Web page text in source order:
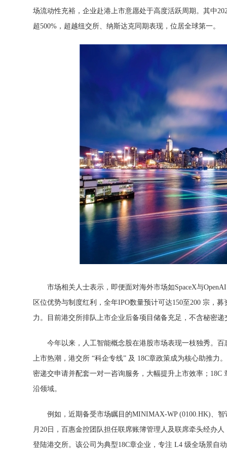
场流动性充裕，企业赴港上市意愿处于高度活跃周期。其中
超500%，超越纽交所、纳斯达克同期表现，位居全球第一。
市场相关人士表示，即便面对海外市场如SpaceX与
区位优势与制度红利，全年IPO数量预计可达150至200 宗，
力。目前港交所排队上市企业后备项目储备充足，不含秘密
今年以来，人工智能概念股在港股市场表现一枝独秀。
上市热潮，港交所 “科企专线” 及 18C章政策成为核心助推力
密递交申请并配套一对一咨询服务，大幅提升上市效率；
沿领域。
例如，近期备受市场瞩目的MINIMAX-WP (0100.HK)、
月20日，百惠金控团队担任联席账簿管理人及联席牵头经办
登陆港交所。该公司为典型18C章企业，专注 L4 级全场景自